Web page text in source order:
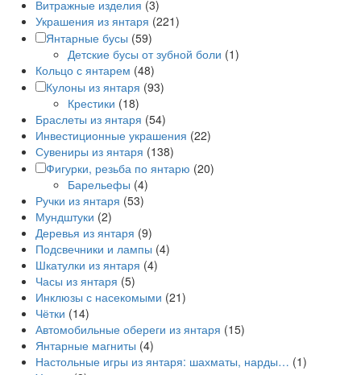
Витражные изделия (3)
Украшения из янтаря (221)
Янтарные бусы (59)
Детские бусы от зубной боли (1)
Кольцо с янтарем (48)
Кулоны из янтаря (93)
Крестики (18)
Браслеты из янтаря (54)
Инвестиционные украшения (22)
Сувениры из янтаря (138)
Фигурки, резьба по янтарю (20)
Барельефы (4)
Ручки из янтаря (53)
Мундштуки (2)
Деревья из янтаря (9)
Подсвечники и лампы (4)
Шкатулки из янтаря (4)
Часы из янтаря (5)
Инклюзы с насекомыми (21)
Чётки (14)
Автомобильные обереги из янтаря (15)
Янтарные магниты (4)
Настольные игры из янтаря: шахматы, нарды… (1)